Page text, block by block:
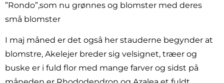
”Rondo”,som nu grønnes og blomster med deres
små blomster
I maj måned er det også her stauderne begynder at
blomstre, Akelejer breder sig velsignet, træer og
buske er i fuld flor med mange farver og sidst på